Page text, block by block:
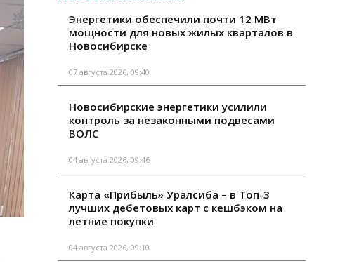
Энергетики обеспечили почти 12 МВт
мощности для новых жилых кварталов в
Новосибирске
07 августа 2026, 09:40
Новосибирские энергетики усилили
контроль за незаконными подвесами
ВОЛС
04 августа 2026, 09:46
Карта «Прибыль» Уралсиба – в Топ-3
лучших дебетовых карт с кешбэком на
летние покупки
04 августа 2026, 09:10